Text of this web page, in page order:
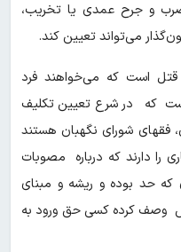
و جرح عمدی یا تخریب،
می‌تواند تعیین کند.
است که می‌خواهند فرد
که در شرع تعیین تکلیف
شورای نگهبان هستند
را دارند که درباره مصوبات
که حد بوده و ریشه و مبنای
وصف کرده کسی حق ورود به